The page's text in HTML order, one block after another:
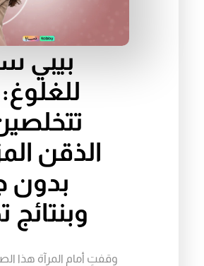
بيبي
الذقن
بدون
وبنتائج
وقفتِ أمام المرآة هذا